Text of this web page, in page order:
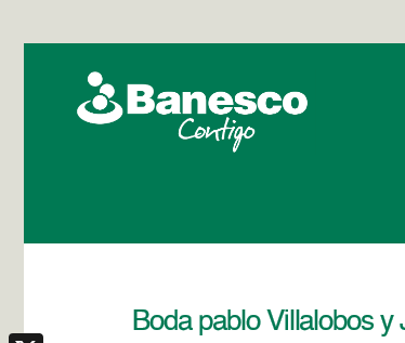
Boda pablo Villalobos